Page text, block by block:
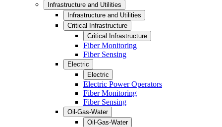
Infrastructure and Utilities
Infrastructure and Utilities
Critical Infrastructure
Critical Infrastructure
Fiber Monitoring
Fiber Sensing
Electric
Electric
Electric Power Operators
Fiber Monitoring
Fiber Sensing
Oil-Gas-Water
Oil-Gas-Water